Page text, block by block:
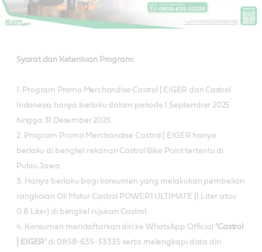
Syarat dan Ketentuan Program:
1. Program Promo Merchandise Castrol | EIGER dari Castrol
Indonesia hanya berlaku dalam periode 1 September 2025
hingga 31 Desember 2025.
2. Program Promo Merchandise Castrol | EIGER hanya
berlaku di bengkel rekanan Castrol Bike Point tertentu di
Pulau Jawa.
3. Hanya berlaku bagi konsumen yang melakukan pembelian
rangkaian Oli Motor Castrol POWER1 ULTIMATE (1 Liter atau
0.8 Liter) di bengkel rujukan Castrol.
4. Konsumen mendaftarkan diri ke WhatsApp Official ‘Castrol
| EIGER’ di 0858-635-33335 serta melengkapi data diri